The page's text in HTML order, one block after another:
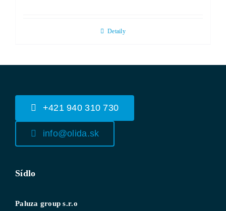
Detaily
+421 940 310 730
info@olida.sk
Sídlo
Paluza group s.r.o